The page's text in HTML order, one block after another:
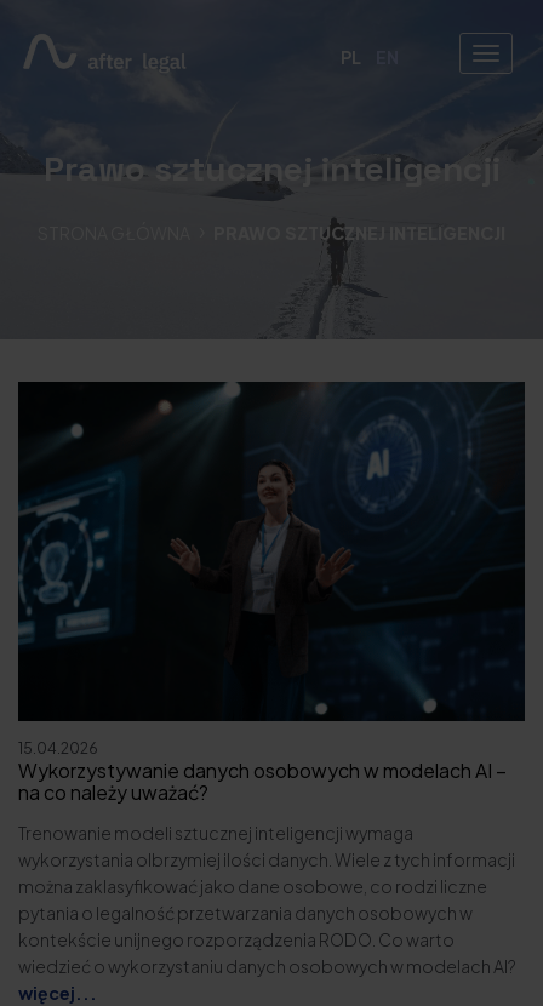
PL
Prawo sztucznej inteligencji
PRAWO SZTUCZNEJ INTELIGENCJI
15.04.2026
Wykorzystywanie danych osobowych w modelach AI –
na co należy uważać?
Trenowanie modeli sztucznej inteligencji wymaga
wykorzystania olbrzymiej ilości danych. Wiele z tych informacji
można zaklasyfikować jako dane osobowe, co rodzi liczne
pytania o legalność przetwarzania danych osobowych w
kontekście unijnego rozporządzenia RODO. Co warto
wiedzieć o wykorzystaniu danych osobowych w modelach AI?
więcej...